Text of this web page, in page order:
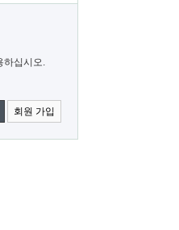
하십시오.
회원 가입